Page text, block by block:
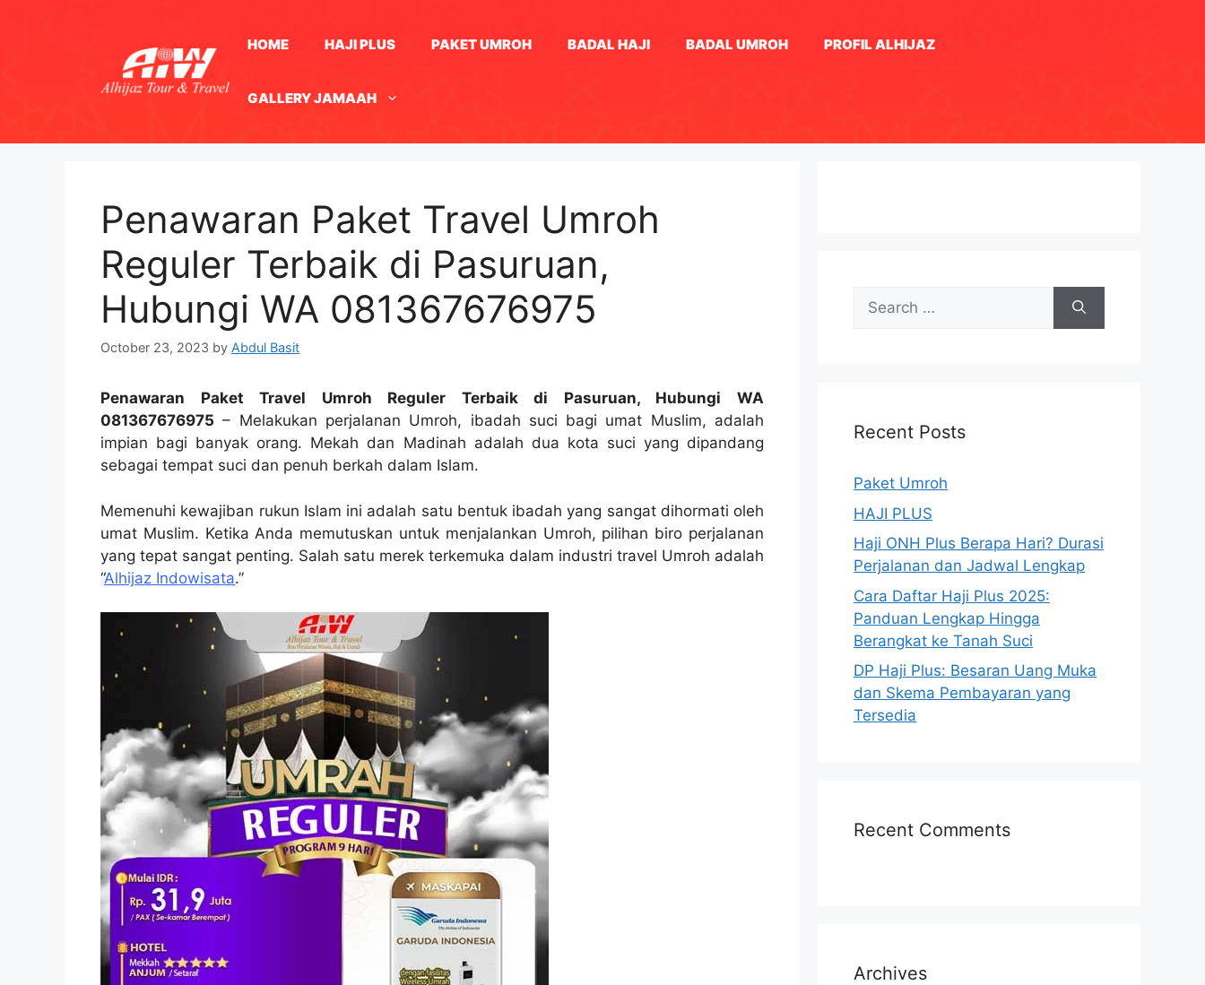
HOME HAJI PLUS PAKET UMROH BADAL HAJI BADAL UMROH PROFIL ALHIJAZ
GALLERY JAMAAH
Penawaran Paket Travel Umroh
Reguler Terbaik di Pasuruan,
Hubungi WA 081367676975
October 23, 2023 by Abdul Basit
Penawaran Paket Travel Umroh Reguler Terbaik di Pasuruan, Hubungi WA
081367676975 – Melakukan perjalanan Umroh, ibadah suci bagi umat Muslim, adalah
impian bagi banyak orang. Mekah dan Madinah adalah dua kota suci yang dipandang
sebagai tempat suci dan penuh berkah dalam Islam.
Memenuhi kewajiban rukun Islam ini adalah satu bentuk ibadah yang sangat dihormati oleh
umat Muslim. Ketika Anda memutuskan untuk menjalankan Umroh, pilihan biro perjalanan
yang tepat sangat penting. Salah satu merek terkemuka dalam industri travel Umroh adalah
“Alhijaz Indowisata.”
Search
for:
Recent Posts
Paket Umroh
HAJI PLUS
Haji ONH Plus Berapa Hari? Durasi
Perjalanan dan Jadwal Lengkap
Cara Daftar Haji Plus 2025:
Panduan Lengkap Hingga
Berangkat ke Tanah Suci
DP Haji Plus: Besaran Uang Muka
dan Skema Pembayaran yang
Tersedia
Recent Comments
Archives